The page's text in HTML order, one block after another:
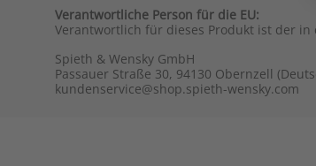
Verantwortliche Person für die EU:
Verantwortlich für dieses Produkt ist der in
Spieth & Wensky GmbH
Passauer Straße 30, 94130 Obernzell
kundenservice@shop.spieth-wensky.com